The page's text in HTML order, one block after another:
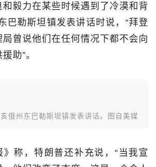
和毅力在某些时候遇到了冷漠和背
巴勒斯坦镇发表讲话时说，“拜登
曾说他们在任何情况下都不会向
助”。
俄州东巴勒斯坦镇发表讲话。图自美媒
》称，特朗普还补充说，“当我宣